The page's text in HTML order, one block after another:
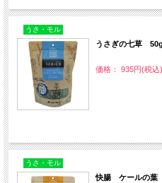
うさ・モル
うさぎの七草
価格： 935円(税込)
うさ・モル
快腸 ケールの葉